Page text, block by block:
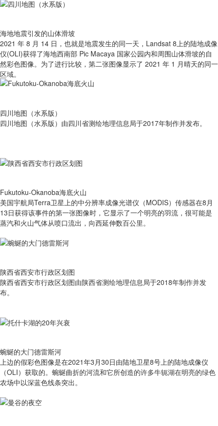
海地地震引发的山体滑坡
2021 年 8 月 14 日，也就是地震发生的同一天，Landsat 8上的陆地成像
仪(OLI)获得了海地西南部 Pic Macaya 国家公园内和周围山体滑坡的自
然彩色图像。为了进行比较，第二张图像显示了 2021 年 1 月晴天的同一
区域。
四川地图（水系版）
四川地图（水系版）由四川省测绘地理信息局于2017年制作并发布。
Fukutoku-Okanoba海底火山
美国宇航局Terra卫星上的中分辨率成像光谱仪（MODIS）传感器在8月
13日获得该事件的第一张图像时，它显示了一个明亮的羽流，很可能是
蒸汽和火山气体从喷口流出，向西延伸数百公里。
陕西省西安市行政区划图
陕西省西安市行政区划图由陕西省测绘地理信息局于2018年制作并发
布。
蜿蜒的大门德雷斯河
上边的假彩色图像是在2021年3月30日由陆地卫星8号上的陆地成像仪
（OLI）获取的。蜿蜒曲折的河流和它所创造的许多牛轭湖在明亮的绿色
农场中以深蓝色线条突出。